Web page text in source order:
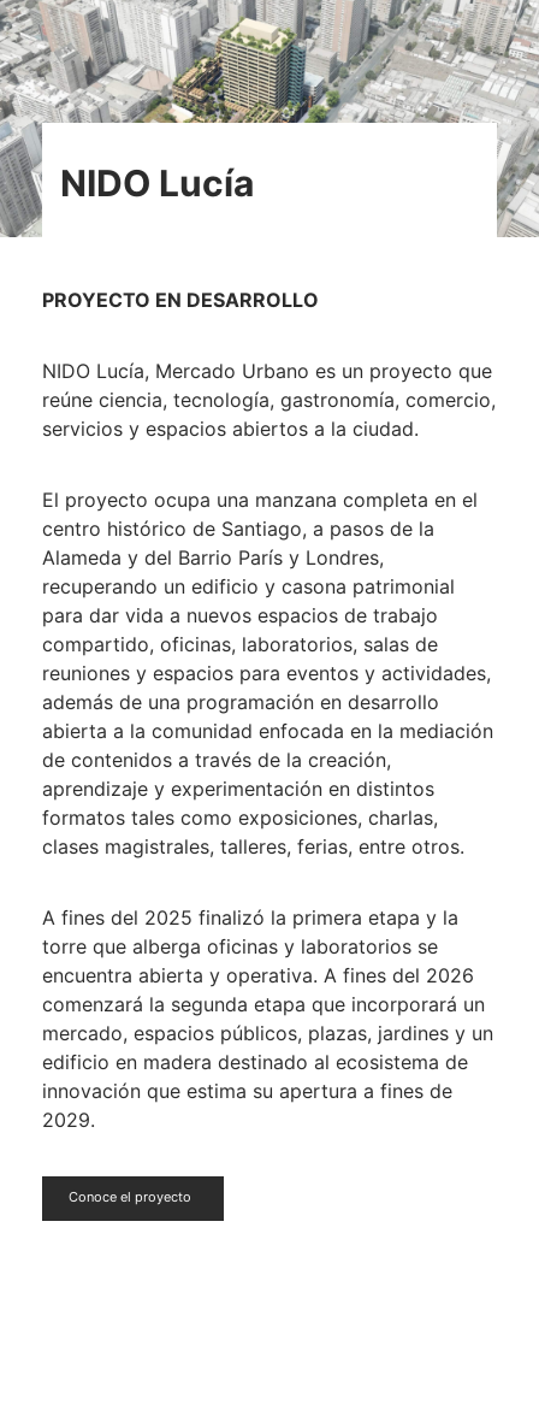
NIDO Lucía
PROYECTO EN DESARROLLO
NIDO Lucía, Mercado Urbano es un proyecto que
reúne ciencia, tecnología, gastronomía, comercio,
servicios y espacios abiertos a la ciudad.
El proyecto ocupa una manzana completa en el
centro histórico de Santiago, a pasos de la
Alameda y del Barrio París y Londres,
recuperando un edificio y casona patrimonial
para dar vida a nuevos espacios de ​trabajo
compartido, oficinas, laboratorios, salas de
reuniones y espacios para eventos y actividades,
además de una programación en desarrollo
abierta a la comunidad enfocada en la mediación
de contenidos a través de la creación,
aprendizaje y experimentación en distintos
formatos tales como exposiciones, charlas,
clases magistrales, talleres, ferias, entre otros.
A fines del 2025 finalizó la primera etapa y la
torre que alberga oficinas y laboratorios se
encuentra abierta y operativa. A fines del 2026
comenzará la segunda etapa que incorporará un
mercado, espacios públicos, plazas, jardines y un
edificio en madera destinado al ecosistema de
innovación que estima su apertura a fines de
2029.
Conoce el proyecto